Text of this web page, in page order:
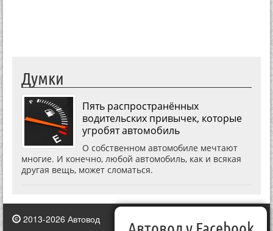
Думки
Пять распространённых
водительских привычек, которые
угробят автомобиль
О собственном автомобиле мечтают
многие. И конечно, любой автомобиль, как и всякая
другая вещь, может сломаться.
2013-2026 Автовод